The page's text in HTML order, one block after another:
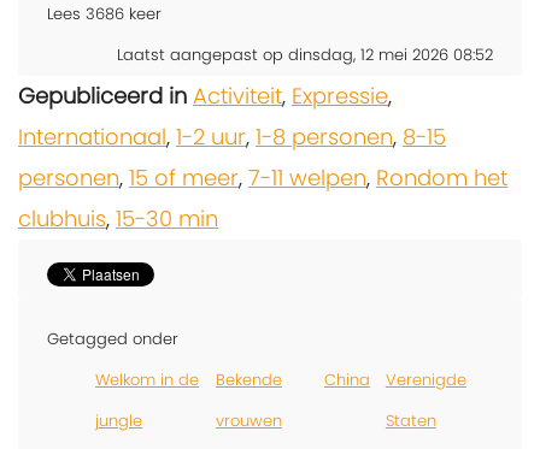
Lees 3686 keer
Laatst aangepast op dinsdag, 12 mei 2026 08:52
Gepubliceerd in Activiteit, Expressie,
Internationaal, 1-2 uur, 1-8 personen, 8-15
personen, 15 of meer, 7-11 welpen, Rondom het
clubhuis, 15-30 min
Getagged onder
Welkom in de
jungle
Bekende
vrouwen
China
Verenigde
Staten